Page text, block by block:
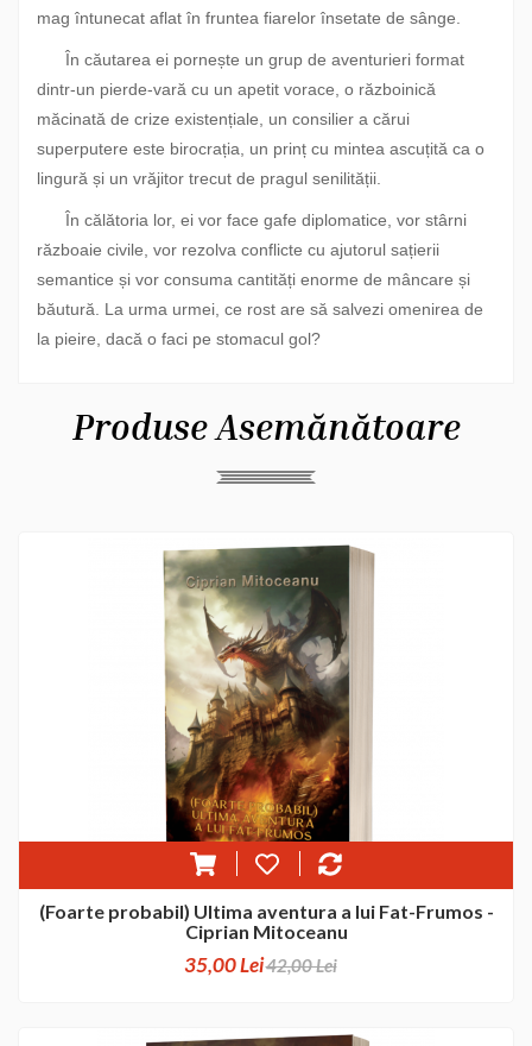
mag întunecat aflat în fruntea fiarelor însetate de sânge.
În căutarea ei pornește un grup de aventurieri format
dintr-un pierde-vară cu un apetit vorace, o războinică
măcinată de crize existențiale, un consilier a cărui
superputere este birocrația, un prinț cu mintea ascuțită ca o
lingură și un vrăjitor trecut de pragul senilității.
În călătoria lor, ei vor face gafe diplomatice, vor stârni
războaie civile, vor rezolva conflicte cu ajutorul sațierii
semantice și vor consuma cantități enorme de mâncare și
băutură. La urma urmei, ce rost are să salvezi omenirea de
la pieire, dacă o faci pe stomacul gol?
Produse Asemănătoare
(Foarte probabil) Ultima aventura a lui Fat-Frumos -
Ciprian Mitoceanu
35,00 Lei42,00 Lei